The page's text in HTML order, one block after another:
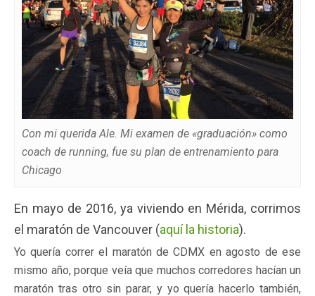
Con mi querida Ale. Mi examen de «graduación» como
coach de running, fue su plan de entrenamiento para
Chicago
En mayo de 2016, ya viviendo en Mérida, corrimos
el maratón de Vancouver (aquí la historia).
Yo quería correr el maratón de CDMX en agosto de ese
mismo año, porque veía que muchos corredores hacían un
maratón tras otro sin parar, y yo quería hacerlo también,